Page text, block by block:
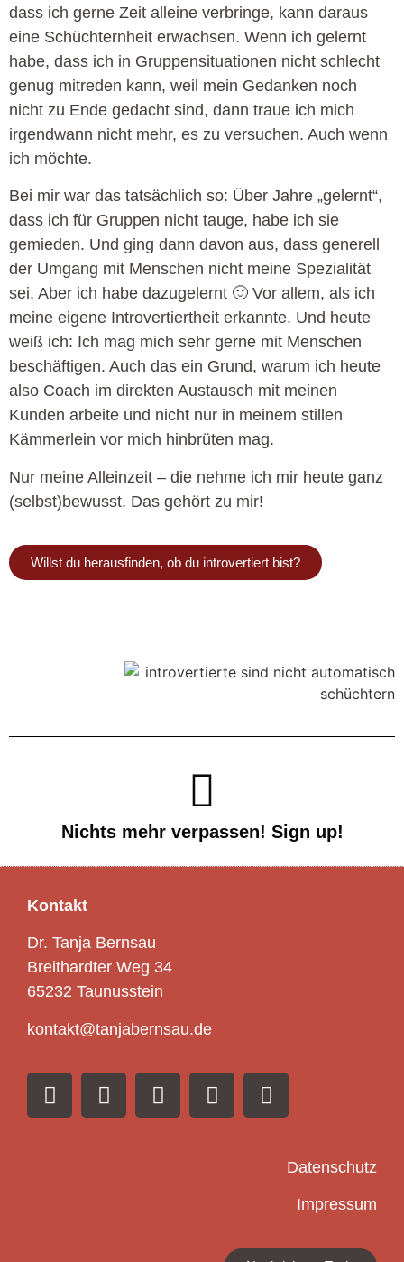
dass ich gerne Zeit alleine verbringe, kann daraus
eine Schüchternheit erwachsen. Wenn ich gelernt
habe, dass ich in Gruppensituationen nicht schlecht
genug mitreden kann, weil mein Gedanken noch
nicht zu Ende gedacht sind, dann traue ich mich
irgendwann nicht mehr, es zu versuchen. Auch wenn
ich möchte.
Bei mir war das tatsächlich so: Über Jahre „gelernt“,
dass ich für Gruppen nicht tauge, habe ich sie
gemieden. Und ging dann davon aus, dass generell
der Umgang mit Menschen nicht meine Spezialität
sei. Aber ich habe dazugelernt 🙂 Vor allem, als ich
meine eigene Introvertiertheit erkannte. Und heute
weiß ich: Ich mag mich sehr gerne mit Menschen
beschäftigen. Auch das ein Grund, warum ich heute
also Coach im direkten Austausch mit meinen
Kunden arbeite und nicht nur in meinem stillen
Kämmerlein vor mich hinbrüten mag.
Nur meine Alleinzeit – die nehme ich mir heute ganz
(selbst)bewusst. Das gehört zu mir!
Willst du herausfinden, ob du introvertiert bist?
Nichts mehr verpassen! Sign up!
Kontakt
Dr. Tanja Bernsau
Breithardter Weg 34
65232 Taunusstein
kontakt@tanjabernsau.de
Datenschutz
Impressum